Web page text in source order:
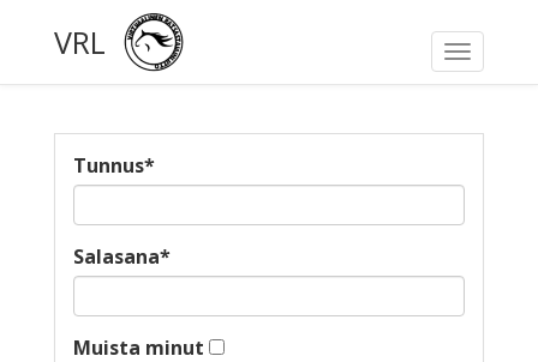
Toggle
VRL
Tunnus*
Salasana*
Muista minut